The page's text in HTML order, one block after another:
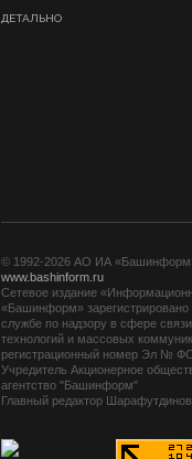
ДЕТАЛЬНО
© 1992-2026 АО ИА
www.bashinform.ru
Сетевое издание
«Башинформ»
службе по надзору в сфере
технологий и массовых
регистрационный номер Эл №
Учредитель Акционерное
агентство "Башинформ"
Главный редактор